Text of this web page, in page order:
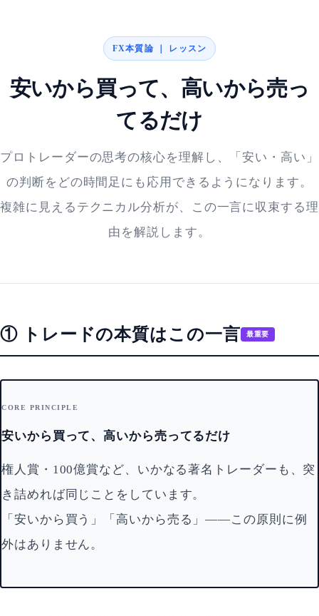
FX本質論 ｜ レッスン
安いから買って、高いから売っ
てるだけ
プロトレーダーの思考の核心を理解し、「安い・高い」
の判断をどの時間足にも応用できるようになります。
複雑に見えるテクニカル分析が、この一言に収束する理
由を解説します。
① トレードの本質はこの一言 最重要
CORE PRINCIPLE
安いから買って、高いから売ってるだけ
権人賞・100億賞など、いかなる著名トレーダーも、突
き詰めれば同じことをしています。
「安いから買う」「高いから売る」——この原則に例
外はありません。